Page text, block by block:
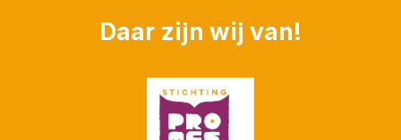
Daar zijn wij van!